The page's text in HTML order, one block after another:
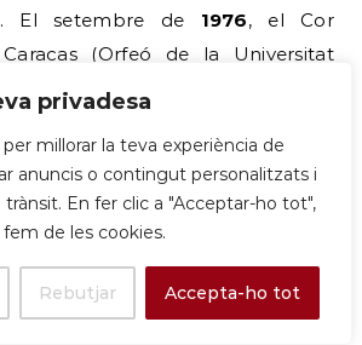
privadesa
millorar la teva experiència de
anuncis o contingut personalitzats i
En fer clic a "Acceptar-ho tot",
de les cookies.
Rebutjar Accepta-ho tot
. El setembre de 1976, el Cor
(Orfeó de la Universitat
es dirigia cap a Marianao per
C-130H veneçolà que els
estavellar prop de la Base Aèria
(Portugal), morint els 68
d’actuar al Palau de Marianao, es